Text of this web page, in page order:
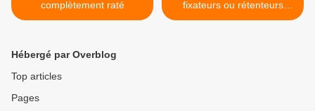
complètement raté
fixateurs ou rétenteurs
d'eau ? >
Hébergé par Overblog
Top articles
Pages